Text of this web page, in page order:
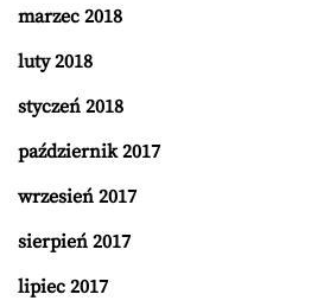
marzec 2018
luty 2018
styczeń 2018
październik 2017
wrzesień 2017
sierpień 2017
lipiec 2017